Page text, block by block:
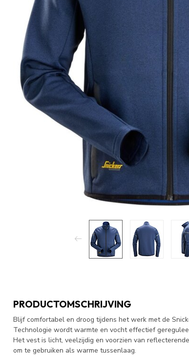
PRODUCTOMSCHRIJVING
Blijf comfortabel en droog tijdens het werk met de
Technologie wordt warmte en vocht effectief
Het vest is licht, veelzijdig en voorzien van
om te gebruiken als warme tussenlaag.